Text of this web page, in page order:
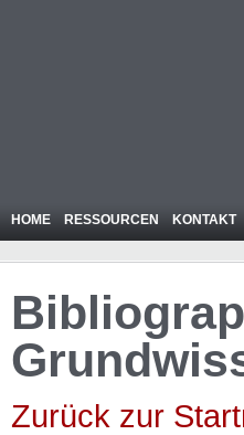
HOME RESSOURCEN KONTAKT
Zurück zur